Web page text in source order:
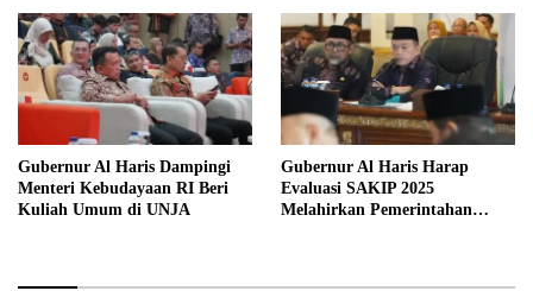
Gubernur Al Haris Dampingi
Menteri Kebudayaan RI Beri
Kuliah Umum di UNJA
Gubernur Al Haris Harap
Evaluasi SAKIP 2025
Melahirkan Pemerintahan